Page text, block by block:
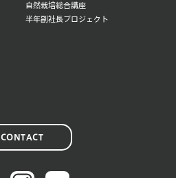
自然栽培総合講座
半年副社長プロジェクト
CONTACT